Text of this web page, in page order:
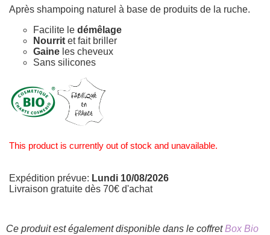
out of 5
based on
customer
ratings
Après shampoing naturel à base de produits de la ruche.
Facilite le démêlage
Nourrit et fait briller
Gaine les cheveux
Sans silicones
This product is currently out of stock and unavailable.
Expédition prévue: Lundi 10/08/2026
Livraison gratuite dès 70€ d'achat
Ce produit est également disponible dans le coffretBox Bio